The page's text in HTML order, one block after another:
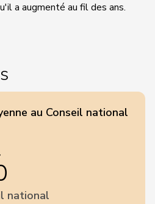
a augmenté au fil des ans.
au Conseil national
national